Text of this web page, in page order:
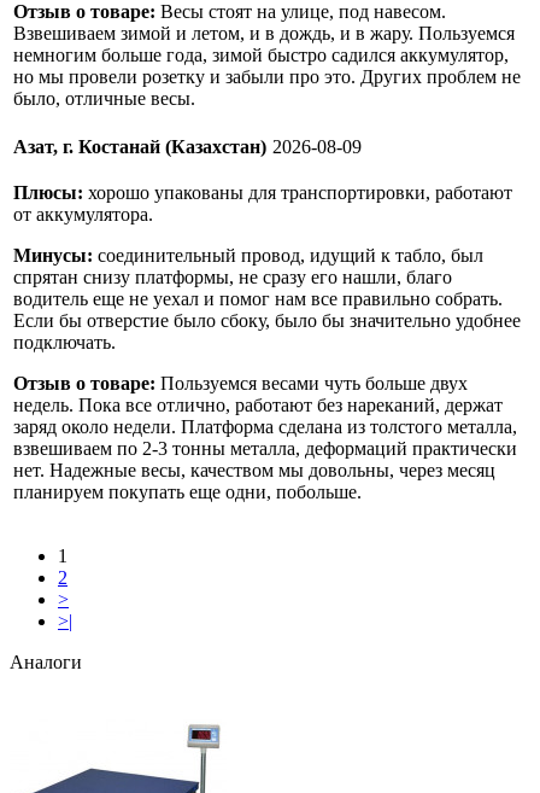
Отзыв о товаре: Весы стоят на улице, под навесом.
Взвешиваем зимой и летом, и в дождь, и в жару. Пользуемся
немногим больше года, зимой быстро садился аккумулятор,
но мы провели розетку и забыли про это. Других проблем не
было, отличные весы.
Азат, г. Костанай (Казахстан) 2026-08-09
Плюсы: хорошо упакованы для транспортировки, работают
от аккумулятора.
Минусы: соединительный провод, идущий к табло, был
спрятан снизу платформы, не сразу его нашли, благо
водитель еще не уехал и помог нам все правильно собрать.
Если бы отверстие было сбоку, было бы значительно удобнее
подключать.
Отзыв о товаре: Пользуемся весами чуть больше двух
недель. Пока все отлично, работают без нареканий, держат
заряд около недели. Платформа сделана из толстого металла,
взвешиваем по 2-3 тонны металла, деформаций практически
нет. Надежные весы, качеством мы довольны, через месяц
планируем покупать еще одни, побольше.
1
2
>
>|
Аналоги